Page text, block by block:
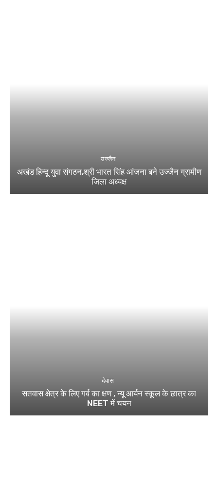
उज्जैन
अखंड हिन्दू युवा संगठन,श्री भारत सिंह आंजना बने उज्जैन ग्रामीण
जिला अध्यक्ष
देवास
सतवास क्षेत्र के लिए गर्व का क्षण , न्यू आर्यन स्कूल के छात्र का
NEET में चयन